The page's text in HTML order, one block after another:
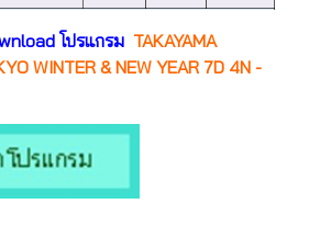
โปรแกรม TAKAYAMA
WINTER & NEW YEAR 7D 4N -